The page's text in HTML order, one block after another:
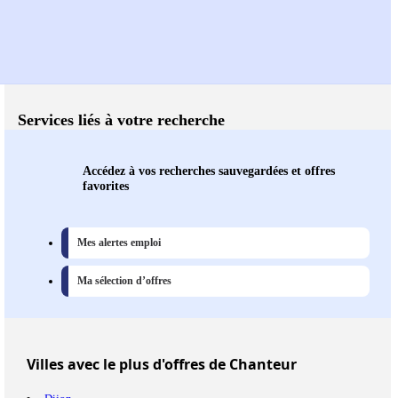
Services liés à votre recherche
Accédez à vos recherches sauvegardées et offres
favorites
Mes alertes emploi
Ma sélection d’offres
Villesavec le plus d'offres de Chanteur